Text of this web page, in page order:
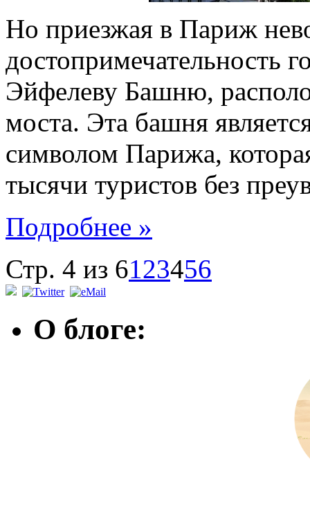
Но приезжая в Париж
достопримечательность
Эйфелеву Башню,
моста. Эта башня
символом Парижа,
тысячи туристов без
Подробнее »
Стр. 4 из 6123456
О блоге: